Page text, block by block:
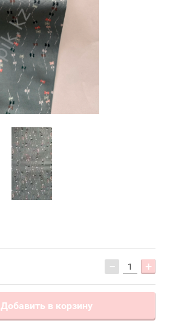
− +
Добавить в корзину